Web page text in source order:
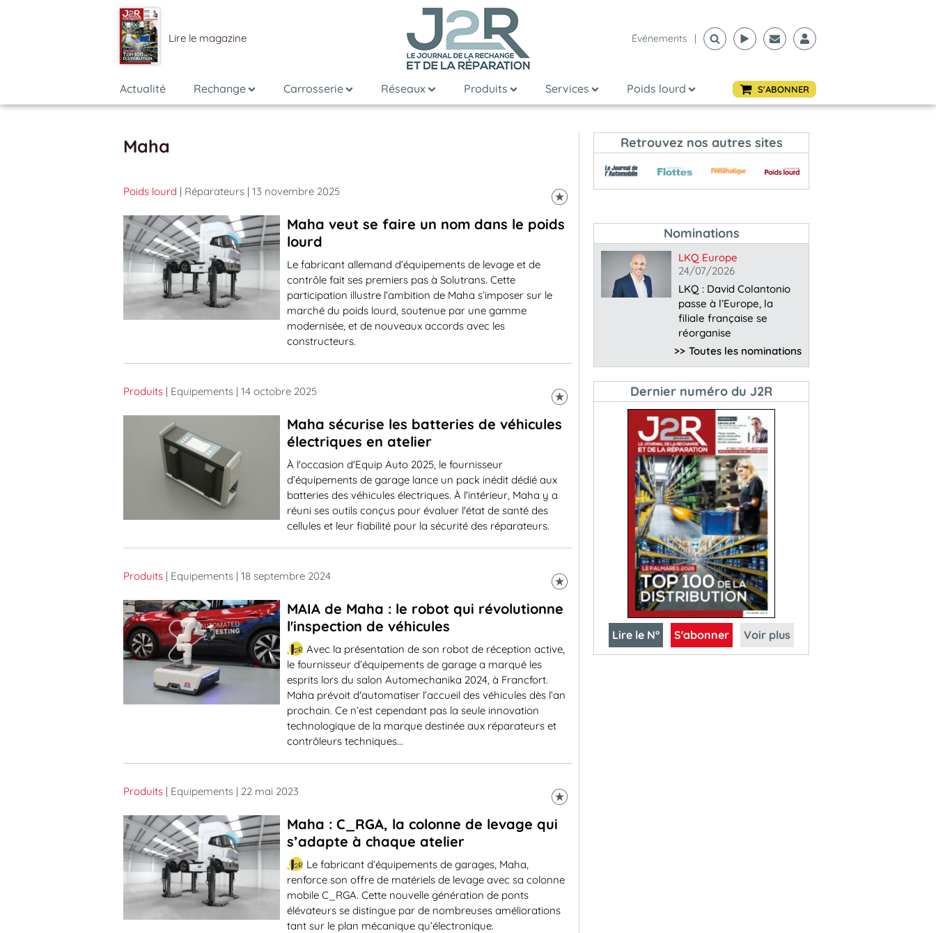
Lire le magazine Événements |
Actualité Rechange Carrosserie Réseaux Produits Services Poids lourd S'ABONNER
Maha
Poids lourd | Réparateurs | 13 novembre 2025
Maha veut se faire un nom dans le poids
lourd
Le fabricant allemand d’équipements de levage et de
contrôle fait ses premiers pas à Solutrans. Cette
participation illustre l’ambition de Maha s’imposer sur le
marché du poids lourd, soutenue par une gamme
modernisée, et de nouveaux accords avec les
constructeurs.
Produits | Equipements | 14 octobre 2025
Maha sécurise les batteries de véhicules
électriques en atelier
À l'occasion d'Equip Auto 2025, le fournisseur
d’équipements de garage lance un pack inédit dédié aux
batteries des véhicules électriques. À l'intérieur, Maha y a
réuni ses outils conçus pour évaluer l'état de santé des
cellules et leur fiabilité pour la sécurité des réparateurs.
Produits | Equipements | 18 septembre 2024
MAIA de Maha : le robot qui révolutionne
l'inspection de véhicules
Avec la présentation de son robot de réception active,
le fournisseur d’équipements de garage a marqué les
esprits lors du salon Automechanika 2024, à Francfort.
Maha prévoit d'automatiser l’accueil des véhicules dès l’an
prochain. Ce n’est cependant pas la seule innovation
technologique de la marque destinée aux réparateurs et
contrôleurs techniques...
Produits | Equipements | 22 mai 2023
Maha : C_RGA, la colonne de levage qui
s’adapte à chaque atelier
Le fabricant d’équipements de garages, Maha,
renforce son offre de matériels de levage avec sa colonne
mobile C_RGA. Cette nouvelle génération de ponts
élévateurs se distingue par de nombreuses améliorations
tant sur le plan mécanique qu’électronique.
Retrouvez nos autres sites
Nominations
LKQ Europe
24/07/2026
LKQ : David Colantonio
passe à l’Europe, la
filiale française se
réorganise
>> Toutes les nominations
Dernier numéro du J2R
Lire le N° S'abonner Voir plus